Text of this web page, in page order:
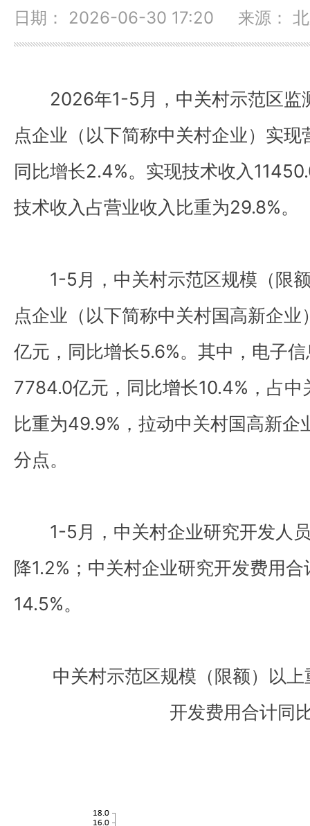
日期： 2026-06-30 17:20 来源： 北
2026年1-5月，中关村示范区监
点企业（以下简称中关村企业）实
同比增长2.4%。实现技术收入
技术收入占营业收入比重为29.8%。
1-5月，中关村示范区规模（限
点企业（以下简称中关村国高新企
亿元，同比增长5.6%。其中，电子
7784.0亿元，同比增长10.4%，占
比重为49.9%，拉动中关村国高新
分点。
1-5月，中关村企业研究开发人
降1.2%；中关村企业研究开发费用
14.5%。
中关村示范区规模（限额）以
开发费用合计同